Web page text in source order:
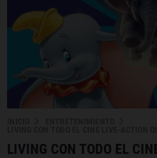
LIVING CON TODO EL